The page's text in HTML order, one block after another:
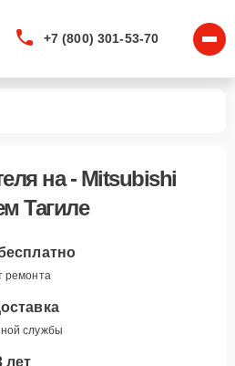
+7 (800) 301-53-70
на - Mitsubishi
Тагиле
ремонта
службы
лет